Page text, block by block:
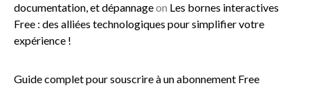
documentation, et dépannageon Les bornes interactives
Free : des alliées technologiques pour simplifier votre
expérience !
Guide complet pour souscrire à un abonnement Free